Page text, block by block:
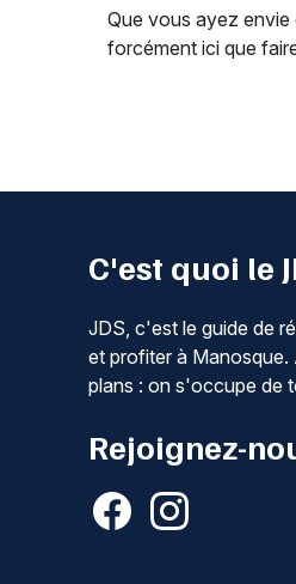
Que vous ayez
forcément ici que
C'est quoi le
JDS, c'est le guide de
et profiter à Manosque.
plans : on s'occupe de
Rejoignez-